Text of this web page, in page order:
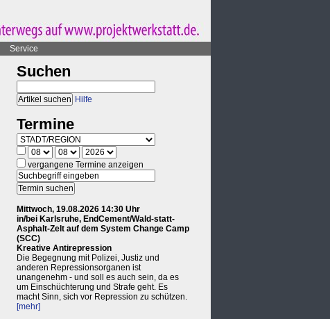
Service
Suchen
Hilfe
Termine
vergangene Termine anzeigen
Mittwoch, 19.08.2026 14:30 Uhr
in/bei Karlsruhe, EndCement/Wald-statt-
Asphalt-Zelt auf dem System Change Camp
(SCC)
Kreative Antirepression
Die Begegnung mit Polizei, Justiz und
anderen Repressionsorganen ist
unangenehm - und soll es auch sein, da es
um Einschüchterung und Strafe geht. Es
macht Sinn, sich vor Repression zu schützen.
[mehr]